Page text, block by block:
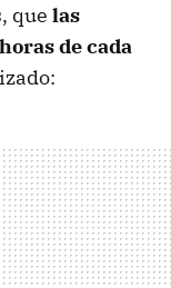
que las
de cada